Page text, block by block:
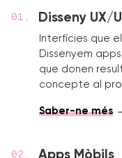
Disseny UX/UI
Interfícies que
Dissenyem
que donen
concepte al
Saber-ne més
Apps Mòbils